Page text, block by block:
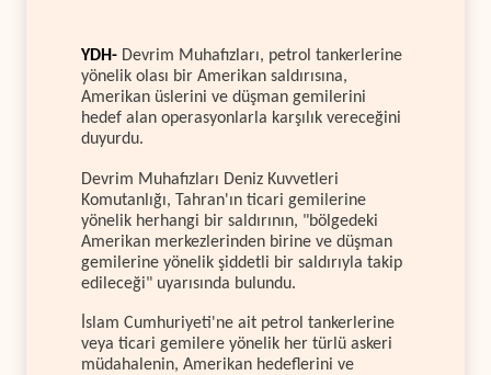
YDH- Devrim Muhafızları, petrol tankerlerine
yönelik olası bir Amerikan saldırısına,
Amerikan üslerini ve düşman gemilerini
hedef alan operasyonlarla karşılık vereceğini
duyurdu.
Devrim Muhafızları Deniz Kuvvetleri
Komutanlığı, Tahran'ın ticari gemilerine
yönelik herhangi bir saldırının, "bölgedeki
Amerikan merkezlerinden birine ve düşman
gemilerine yönelik şiddetli bir saldırıyla takip
edileceği" uyarısında bulundu.
İslam Cumhuriyeti'ne ait petrol tankerlerine
veya ticari gemilere yönelik her türlü askeri
müdahalenin, Amerikan hedeflerini ve